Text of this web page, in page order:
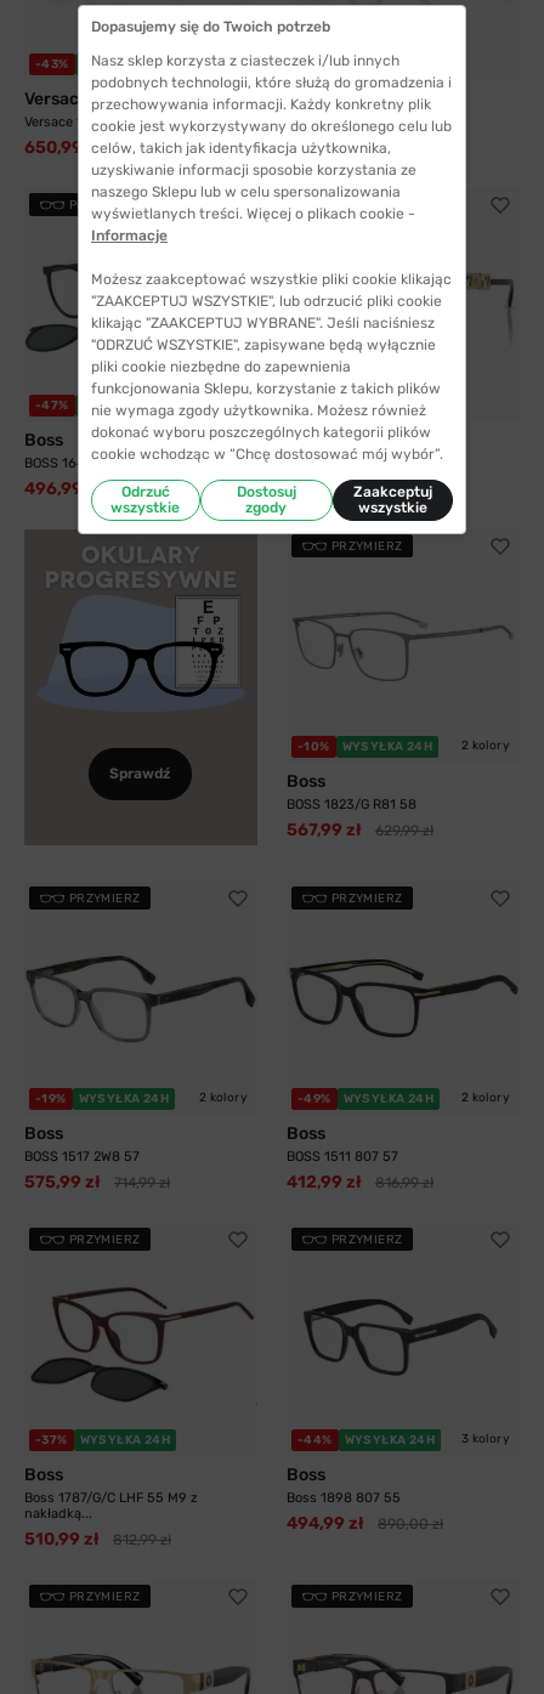
-43% WYSYŁKA 24H 3 kolory
Versace
Versace 1306 1262 57
650,99 zł 1149,99 zł
-36% WYSYŁKA 24H
Versace
Versace 3372U 108 54
685,99 zł 1064,99 zł
PRZYMIERZ
-47% WYSYŁKA 24H
Boss
BOSS 1640 SUB 51 M9 z nakładką...
496,99 zł 930,99 zł
PRZYMIERZ
-13% WYSYŁKA 24H
Versace
Versace 3358B GB1 52
845,99 zł 973,99 zł
Sprawdź
PRZYMIERZ
-10% WYSYŁKA 24H 2 kolory
Boss
BOSS 1823/G R81 58
567,99 zł 629,99 zł
PRZYMIERZ
-19% WYSYŁKA 24H 2 kolory
Boss
BOSS 1517 2W8 57
575,99 zł 714,99 zł
PRZYMIERZ
-49% WYSYŁKA 24H 2 kolory
Boss
BOSS 1511 807 57
412,99 zł 816,99 zł
PRZYMIERZ
-37% WYSYŁKA 24H
Boss
Boss 1787/G/C LHF 55 M9 z
nakładką...
510,99 zł 812,99 zł
PRZYMIERZ
-44% WYSYŁKA 24H 3 kolory
Boss
Boss 1898 807 55
494,99 zł 890,00 zł
PRZYMIERZ PRZYMIERZ
Dopasujemy się do Twoich potrzeb
Nasz sklep korzysta z ciasteczek i/lub innych
podobnych technologii, które służą do gromadzenia i
przechowywania informacji. Każdy konkretny plik
cookie jest wykorzystywany do określonego celu lub
celów, takich jak identyfikacja użytkownika,
uzyskiwanie informacji sposobie korzystania ze
naszego Sklepu lub w celu spersonalizowania
wyświetlanych treści. Więcej o plikach cookie -
Informacje
Możesz zaakceptować wszystkie pliki cookie klikając
"ZAAKCEPTUJ WSZYSTKIE", lub odrzucić pliki cookie
klikając "ZAAKCEPTUJ WYBRANE". Jeśli naciśniesz
"ODRZUĆ WSZYSTKIE", zapisywane będą wyłącznie
pliki cookie niezbędne do zapewnienia
funkcjonowania Sklepu, korzystanie z takich plików
nie wymaga zgody użytkownika. Możesz również
dokonać wyboru poszczególnych kategorii plików
cookie wchodząc w “Chcę dostosować mój wybór”.
Odrzuć
wszystkie
Dostosuj
zgody
Zaakceptuj
wszystkie